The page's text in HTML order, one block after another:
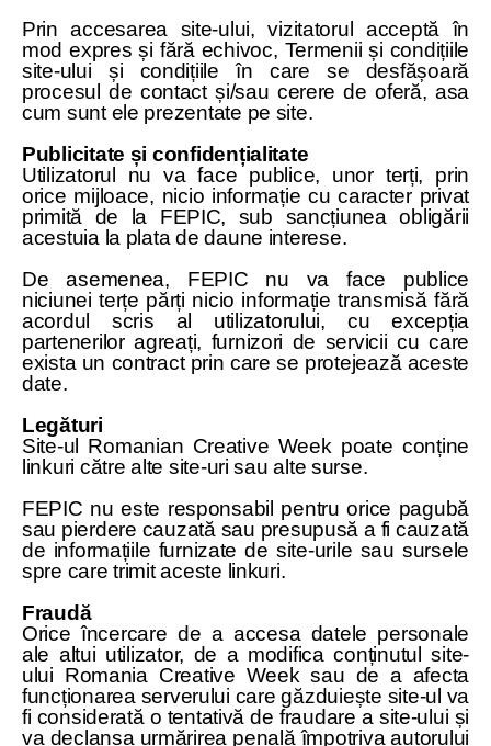
Prin accesarea site-ului, vizitatorul acceptă în
mod expres și fără echivoc, Termenii și condițiile
site-ului și condițiile în care se desfășoară
procesul de contact și/sau cerere de oferă, asa
cum sunt ele prezentate pe site.
Publicitate și confidențialitate
Utilizatorul nu va face publice, unor terți, prin
orice mijloace, nicio informație cu caracter privat
primită de la FEPIC, sub sancțiunea obligării
acestuia la plata de daune interese.
De asemenea, FEPIC nu va face publice
niciunei terțe părți nicio informație transmisă fără
acordul scris al utilizatorului, cu excepția
partenerilor agreați, furnizori de servicii cu care
exista un contract prin care se protejează aceste
date.
Legături
Site-ul Romanian Creative Week poate conține
linkuri către alte site-uri sau alte surse.
FEPIC nu este responsabil pentru orice pagubă
sau pierdere cauzată sau presupusă a fi cauzată
de informațiile furnizate de site-urile sau sursele
spre care trimit aceste linkuri.
Fraudă
Orice încercare de a accesa datele personale
ale altui utilizator, de a modifica conținutul site-
ului Romania Creative Week sau de a afecta
funcționarea serverului care găzduiește site-ul va
fi considerată o tentativă de fraudare a site-ului și
va declanșa urmărirea penală împotriva autorului